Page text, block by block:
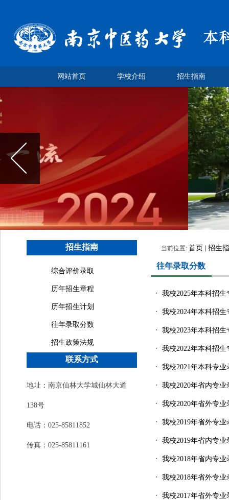
网站首页 学校介绍 招生指南
招生指南
综合评价录取
历年招生章程
历年招生计划
往年录取分数
招生政策法规
联系方式
地址：南京仙林大学城仙林大道
138号
电话：025-85811852
传真：025-85811161
当前位置: 首页 招生
往年录取分数
・ 我校2025年本科招
・ 我校2024年本科招
・ 我校2023年本科招
・ 我校2022年本科招
・ 我校2021年本科专业
・ 我校2020年省内专业
・ 我校2020年省外专业
・ 我校2019年省外专业
・ 我校2019年省内专业
・ 我校2018年省内专业
・ 我校2018年省外专业
・ 我校2017年省外专业